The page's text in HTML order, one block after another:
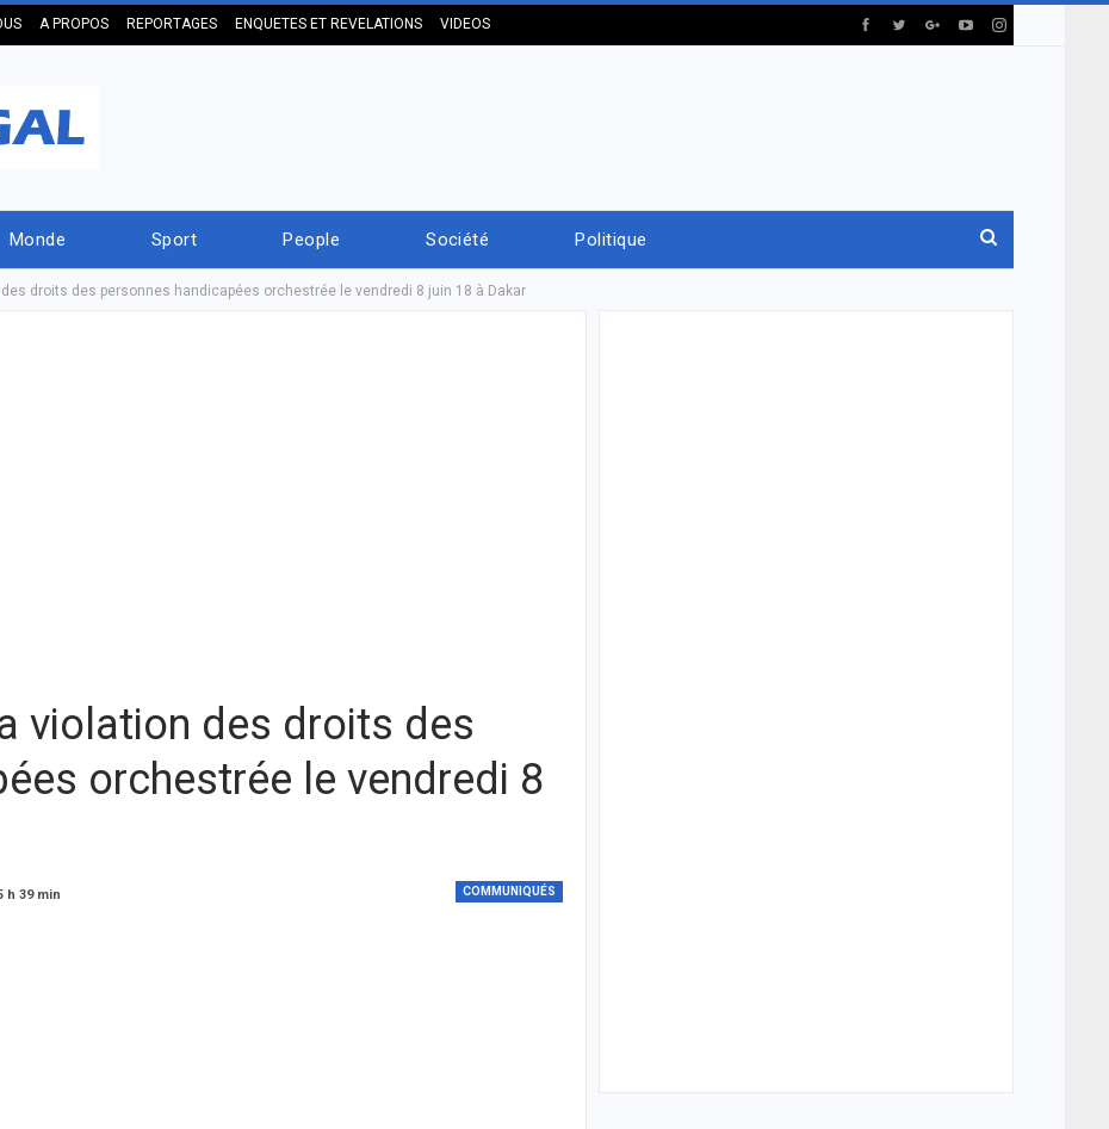
A PROPOS REPORTAGES ENQUETES ET REVELATIONS VIDEOS
Monde Sport People Société Politique
droits des personnes handicapées orchestrée le vendredi 8 juin 18 à Dakar
violation des droits des
orchestrée le vendredi 8
COMMUNIQUÉS
h 39 min